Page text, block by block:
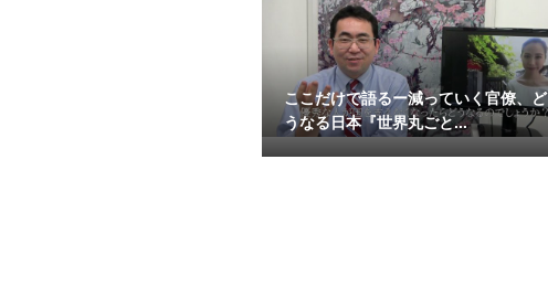
ここだけで語るー減っていく官僚、ど
うなる日本『世界丸ごと...